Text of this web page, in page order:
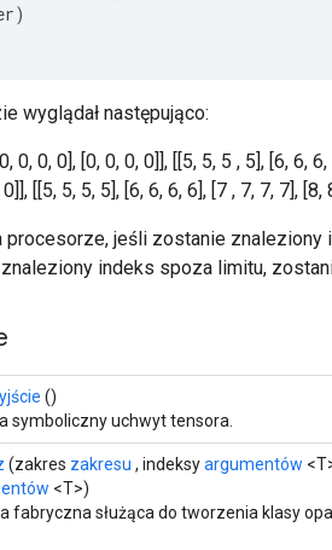
)
wyglądał następująco:
0, 0, 0], [0, 0, 0, 0]], [[5, 5, 5 , 5], [6, 6,
[[5, 5, 5, 5], [6, 6, 6, 6], [7 , 7, 7, 7], [8,
procesorze, jeśli zostanie
indeks spoza limitu,
()
symboliczny uchwyt tensora.
(zakres zakresu , indeksyargumentów
<T>)
fabryczna służąca do tworzenia klasy